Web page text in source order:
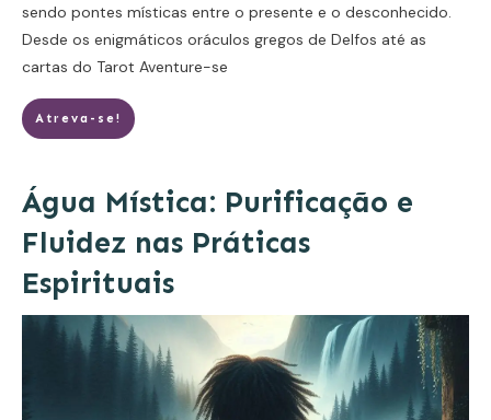
sendo pontes místicas entre o presente e o desconhecido.
Desde os enigmáticos oráculos gregos de Delfos até as
cartas do Tarot Aventure-se
Atreva-se!
Água Mística: Purificação e
Fluidez nas Práticas
Espirituais